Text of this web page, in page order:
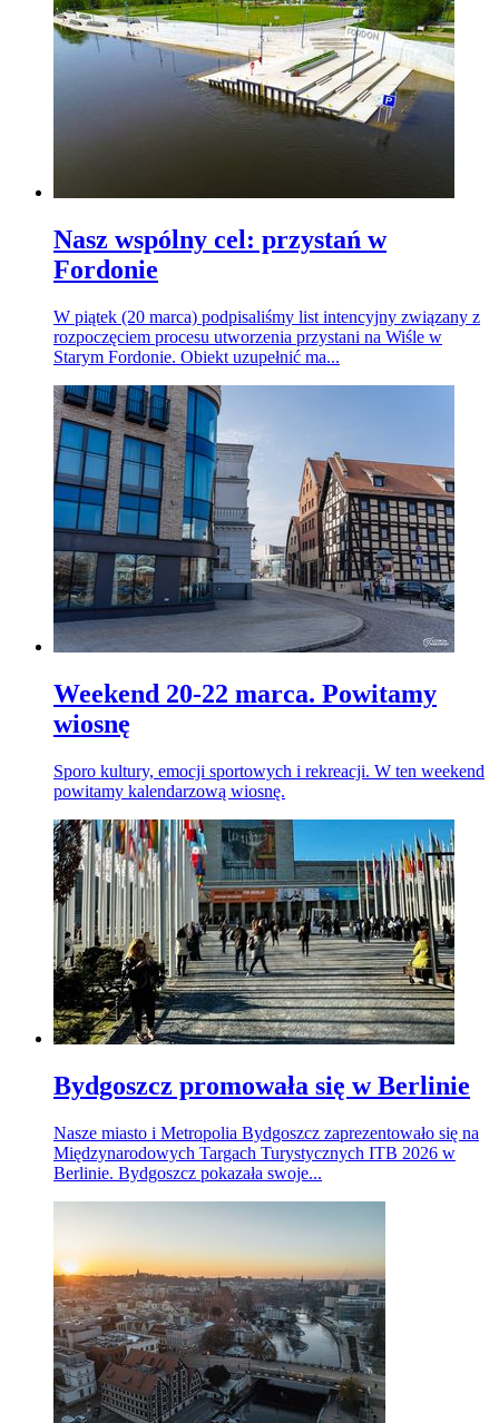
Nasz wspólny cel: przystań w
Fordonie
W piątek (20 marca) podpisaliśmy list intencyjny związany z
rozpoczęciem procesu utworzenia przystani na Wiśle w
Starym Fordonie. Obiekt uzupełnić ma...
Weekend 20-22 marca. Powitamy
wiosnę
Sporo kultury, emocji sportowych i rekreacji. W ten weekend
powitamy kalendarzową wiosnę.
Bydgoszcz promowała się w Berlinie
Nasze miasto i Metropolia Bydgoszcz zaprezentowało się na
Międzynarodowych Targach Turystycznych ITB 2026 w
Berlinie. Bydgoszcz pokazała swoje...